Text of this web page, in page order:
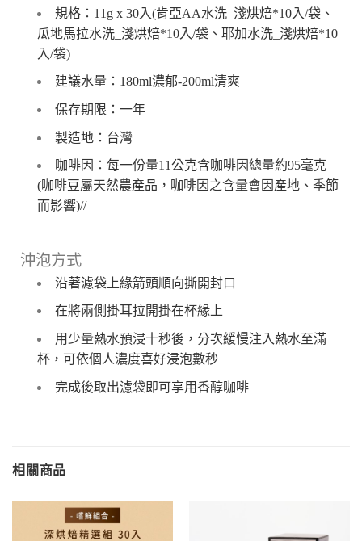
規格：11g x 30入(肯亞AA水洗_淺烘焙*10入/袋、
瓜地馬拉水洗_淺烘焙*10入/袋、耶加水洗_淺烘焙*10
入/袋)
建議水量：180ml濃郁-200ml清爽
保存期限：一年
製造地：台灣
咖啡因：每一份量11公克含咖啡因總量約95毫克
(咖啡豆屬天然農產品，咖啡因之含量會因產地、季節
而影響)//
沖泡方式
沿著濾袋上緣箭頭順向撕開封口
在將兩側掛耳拉開掛在杯緣上
用少量熱水預浸十秒後，分次緩慢注入熱水至滿
杯，可依個人濃度喜好浸泡數秒
完成後取出濾袋即可享用香醇咖啡
相關商品